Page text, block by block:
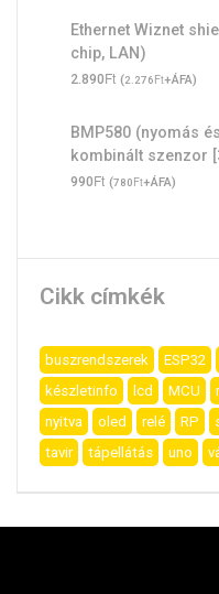
Ethernet Wiznet
chip, LAN)
2.890Ft (2.276Ft+ÁFA)
BMP580 (nyomás
kombinált szenzor
990Ft (780Ft+ÁFA)
Cikk címkék
buszrendszerek ESP32
készletinfo
lcd MCU
nyitva
oled relé RP
tavir
tápellátás uno